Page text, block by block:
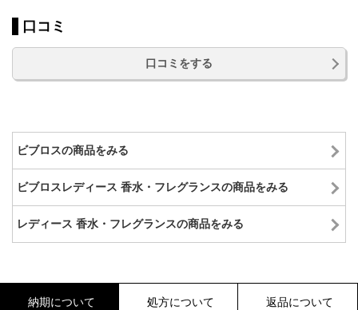
口コミ
口コミをする
ビブロスの商品をみる
ビブロスレディース 香水・フレグランスの商品をみる
レディース 香水・フレグランスの商品をみる
納期について 処方について 返品について